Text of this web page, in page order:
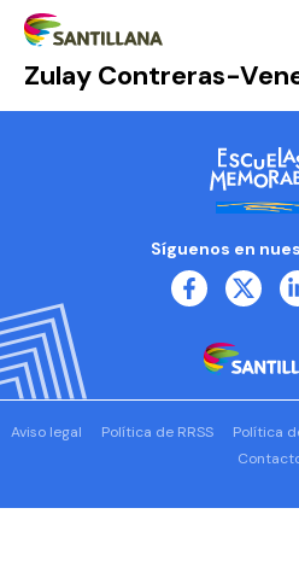
Zulay Contreras-
Síguenos en
Aviso legal Política de RRSS Política